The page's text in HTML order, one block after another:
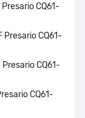
CQ61-
Presario CQ61-
CQ61-
CQ61-